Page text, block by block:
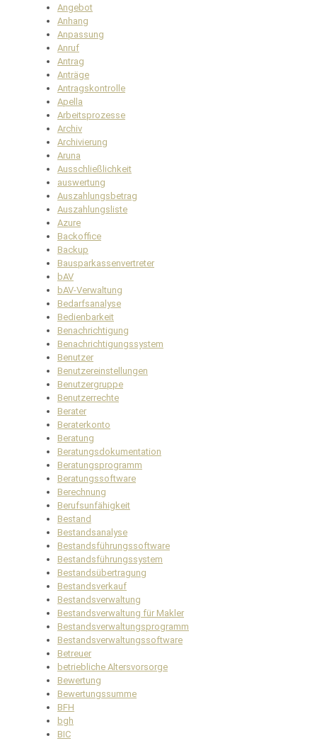
Angebot
Anhang
Anpassung
Anruf
Antrag
Anträge
Antragskontrolle
Apella
Arbeitsprozesse
Archiv
Archivierung
Aruna
Ausschließlichkeit
auswertung
Auszahlungsbetrag
Auszahlungsliste
Azure
Backoffice
Backup
Bausparkassenvertreter
bAV
bAV-Verwaltung
Bedarfsanalyse
Bedienbarkeit
Benachrichtigung
Benachrichtigungssystem
Benutzer
Benutzereinstellungen
Benutzergruppe
Benutzerrechte
Berater
Beraterkonto
Beratung
Beratungsdokumentation
Beratungsprogramm
Beratungssoftware
Berechnung
Berufsunfähigkeit
Bestand
Bestandsanalyse
Bestandsführungssoftware
Bestandsführungssystem
Bestandsübertragung
Bestandsverkauf
Bestandsverwaltung
Bestandsverwaltung für Makler
Bestandsverwaltungsprogramm
Bestandsverwaltungssoftware
Betreuer
betriebliche Altersvorsorge
Bewertung
Bewertungssumme
BFH
bgh
BIC